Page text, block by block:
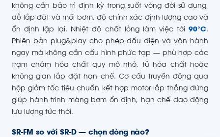
không cần bảo trì định kỳ trong suốt vòng đời sử dụng,
dễ lắp đặt và mồi bơm, độ chính xác định lượng cao và
ổn định lặp lại. Nhiệt độ chất lỏng làm việc tới 90°C.
Phiên bản plug&play cho phép đấu điện và vận hành
ngay mà không cần cấu hình phức tạp — phù hợp các
trạm châm hóa chất quy mô nhỏ, tủ hóa chất hoặc
không gian lắp đặt hạn chế. Cơ cấu truyền động qua
hộp giảm tốc tiêu chuẩn kết hợp motor lắp thẳng đứng
giúp hành trình màng bơm ổn định, hạn chế dao động
lưu lượng tức thời.
SR-FM so với SR-D — chọn dòng nào?